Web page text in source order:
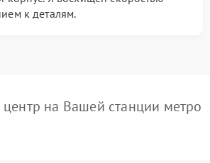
к деталям.
на Вашей станции метро